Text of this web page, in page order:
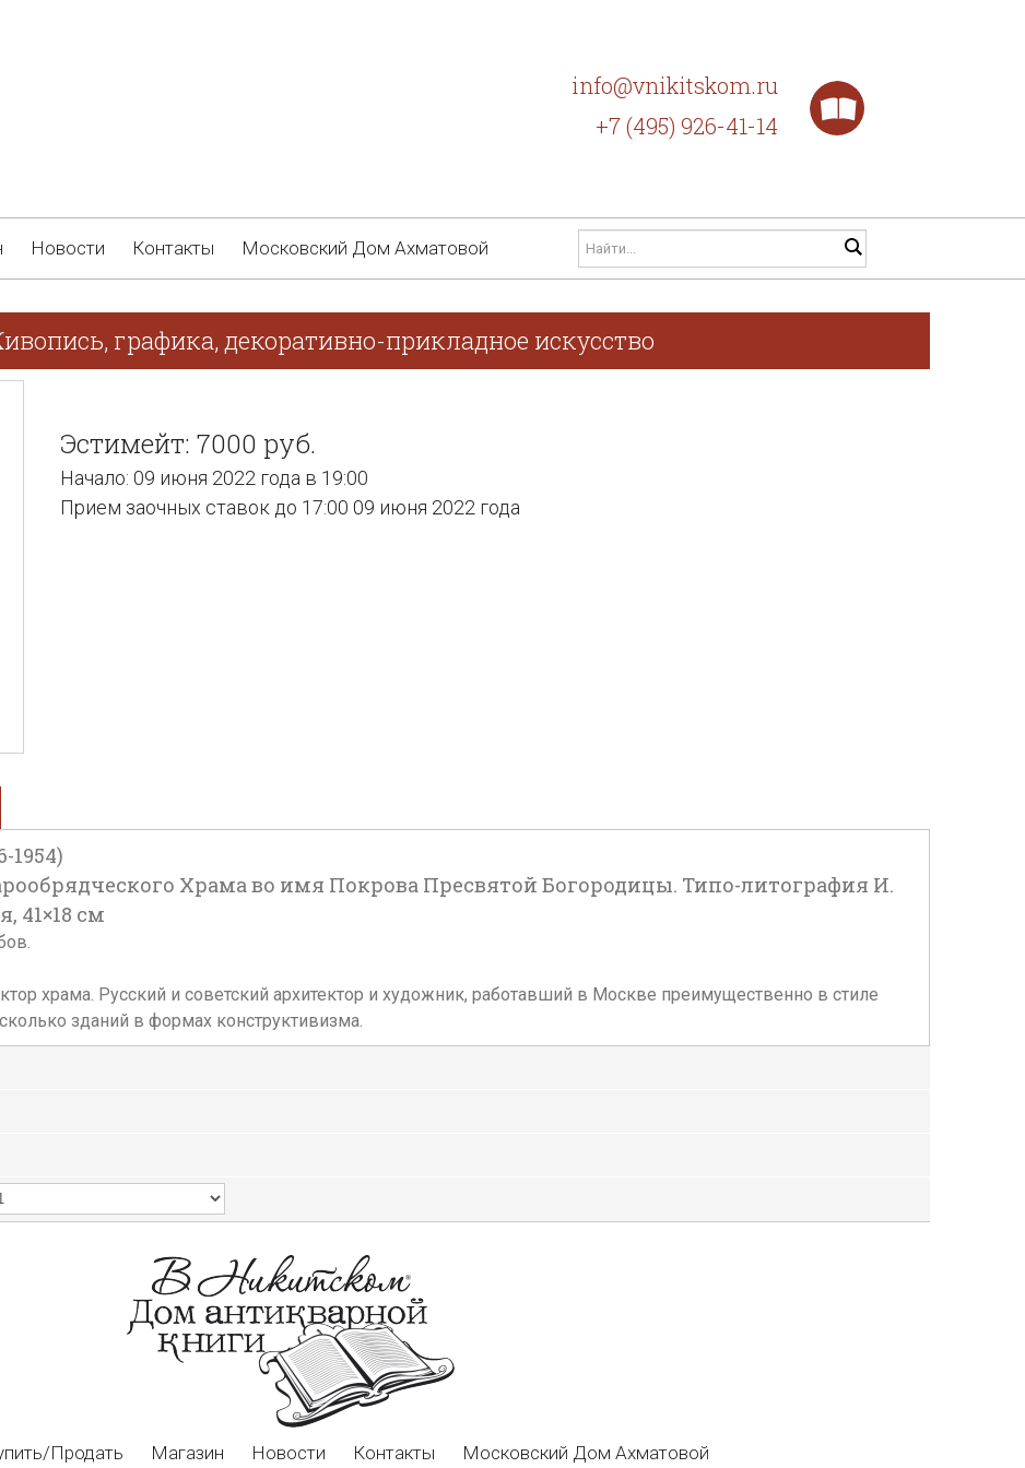
info@vnikitskom.ru
+7 (495) 926-41-14
Новости Контакты Московский Дом Ахматовой
графика, декоративно-прикладное искусство
Эстимейт: 7000 руб.
Начало: 09 июня 2022 года в 19:00
Прием заочных ставок до 17:00 09 июня 2022 года
1954)
Храма во имя Покрова Пресвятой Богородицы. Типо-литография И.
41×18 см
храма. Русский и советский архитектор и художник, работавший в Москве преимущественно в стиле
зданий в формах конструктивизма.
Продать Магазин Новости Контакты Московский Дом Ахматовой